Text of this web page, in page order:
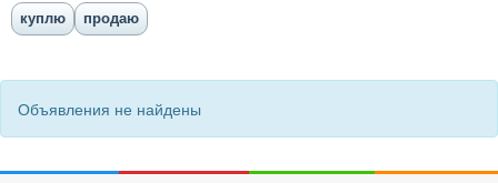
куплю продаю
Объявления не найдены